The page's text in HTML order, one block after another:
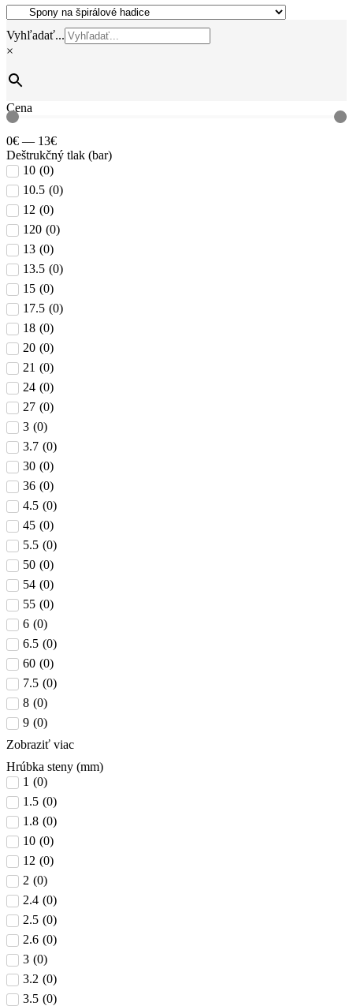
Vyhľadať...
×
Cena
0€ — 13€
Deštrukčný tlak (bar)
10 (0)
10.5 (0)
12 (0)
120 (0)
13 (0)
13.5 (0)
15 (0)
17.5 (0)
18 (0)
20 (0)
21 (0)
24 (0)
27 (0)
3 (0)
3.7 (0)
30 (0)
36 (0)
4.5 (0)
45 (0)
5.5 (0)
50 (0)
54 (0)
55 (0)
6 (0)
6.5 (0)
60 (0)
7.5 (0)
8 (0)
9 (0)
Zobraziť viac
Hrúbka steny (mm)
1 (0)
1.5 (0)
1.8 (0)
10 (0)
12 (0)
2 (0)
2.4 (0)
2.5 (0)
2.6 (0)
3 (0)
3.2 (0)
3.5 (0)